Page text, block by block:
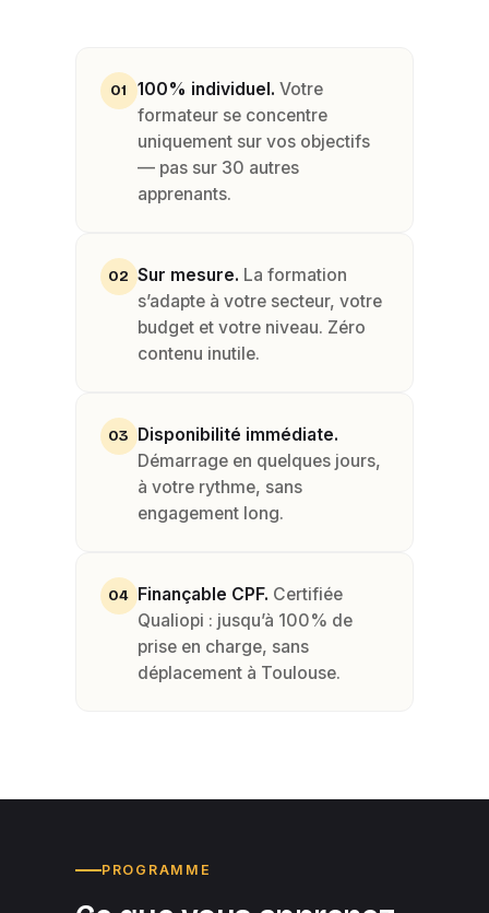
01 100% individuel. Votre
formateur se concentre
uniquement sur vos objectifs
— pas sur 30 autres
apprenants.
02 Sur mesure. La formation
s’adapte à votre secteur, votre
budget et votre niveau. Zéro
contenu inutile.
03 Disponibilité immédiate.
Démarrage en quelques jours,
à votre rythme, sans
engagement long.
04 Finançable CPF. Certifiée
Qualiopi : jusqu’à 100% de
prise en charge, sans
déplacement à Toulouse.
PROGRAMME